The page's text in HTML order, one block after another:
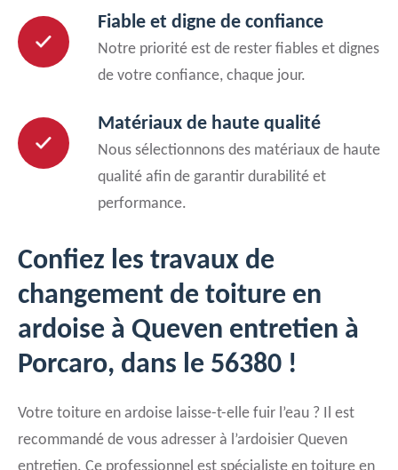
Fiable et digne de confiance
Notre priorité est de rester fiables et dignes
de votre confiance, chaque jour.
Matériaux de haute qualité
Nous sélectionnons des matériaux de haute
qualité afin de garantir durabilité et
performance.
Confiez les travaux de
changement de toiture en
ardoise à Queven entretien à
Porcaro, dans le 56380 !
Votre toiture en ardoise laisse-t-elle fuir l’eau ? Il est
recommandé de vous adresser à l’ardoisier Queven